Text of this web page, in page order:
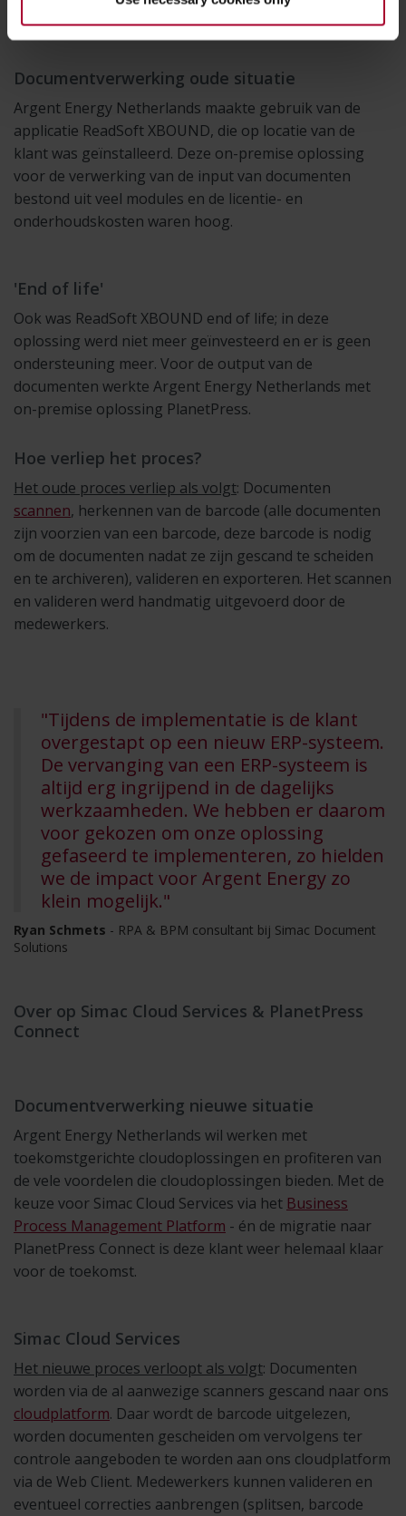
Documentverwerking oude situatie
Argent Energy Netherlands maakte gebruik van de
applicatie ReadSoft XBOUND, die op locatie van de
klant was geïnstalleerd. Deze on-premise oplossing
voor de verwerking van de input van documenten
bestond uit veel modules en de licentie- en
onderhoudskosten waren hoog.
'End of life'
Ook was ReadSoft XBOUND end of life; in deze
oplossing werd niet meer geïnvesteerd en er is geen
ondersteuning meer. Voor de output van de
documenten werkte Argent Energy Netherlands met
on-premise oplossing PlanetPress.
Hoe verliep het proces?
Het oude proces verliep als volgt: Documenten
scannen, herkennen van de barcode (alle documenten
zijn voorzien van een barcode, deze barcode is nodig
om de documenten nadat ze zijn gescand te scheiden
en te archiveren), valideren en exporteren. Het scannen
en valideren werd handmatig uitgevoerd door de
medewerkers.
"Tijdens de implementatie is de klant
overgestapt op een nieuw ERP-systeem.
De vervanging van een ERP-systeem is
altijd erg ingrijpend in de dagelijks
werkzaamheden. We hebben er daarom
voor gekozen om onze oplossing
gefaseerd te implementeren, zo hielden
we de impact voor Argent Energy zo
klein mogelijk."
Ryan Schmets - RPA & BPM consultant bij Simac Document
Solutions
Over op Simac Cloud Services & PlanetPress
Connect
Documentverwerking nieuwe situatie
Argent Energy Netherlands wil werken met
toekomstgerichte cloudoplossingen en profiteren van
de vele voordelen die cloudoplossingen bieden. Met de
keuze voor Simac Cloud Services via het Business
Process Management Platform - én de migratie naar
PlanetPress Connect is deze klant weer helemaal klaar
voor de toekomst.
Simac Cloud Services
Het nieuwe proces verloopt als volgt: Documenten
worden via de al aanwezige scanners gescand naar ons
cloudplatform. Daar wordt de barcode uitgelezen,
worden documenten gescheiden om vervolgens ter
controle aangeboden te worden aan ons cloudplatform
via de Web Client. Medewerkers kunnen valideren en
eventueel correcties aanbrengen (splitsen, barcode